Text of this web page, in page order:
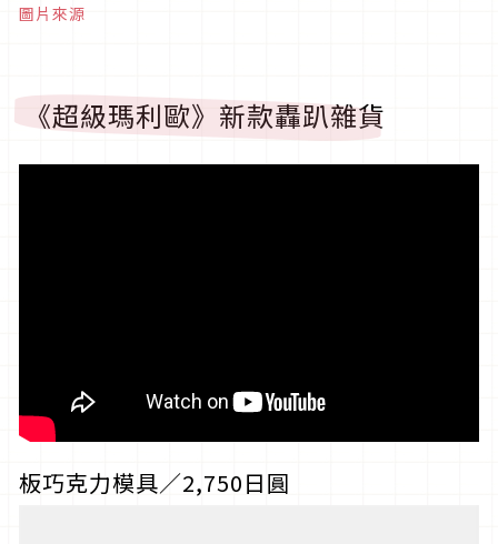
圖片來源
《超級瑪利歐》新款轟趴雜貨
板巧克力模具／2,750日圓